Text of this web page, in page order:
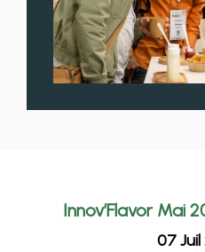
Innov’Flavor Mai
07